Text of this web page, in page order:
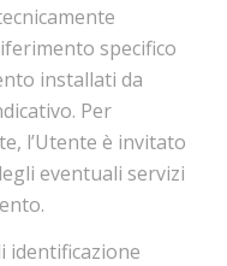
specifico
installati da
Per
l’Utente è invitato
eventuali servizi
identificazione